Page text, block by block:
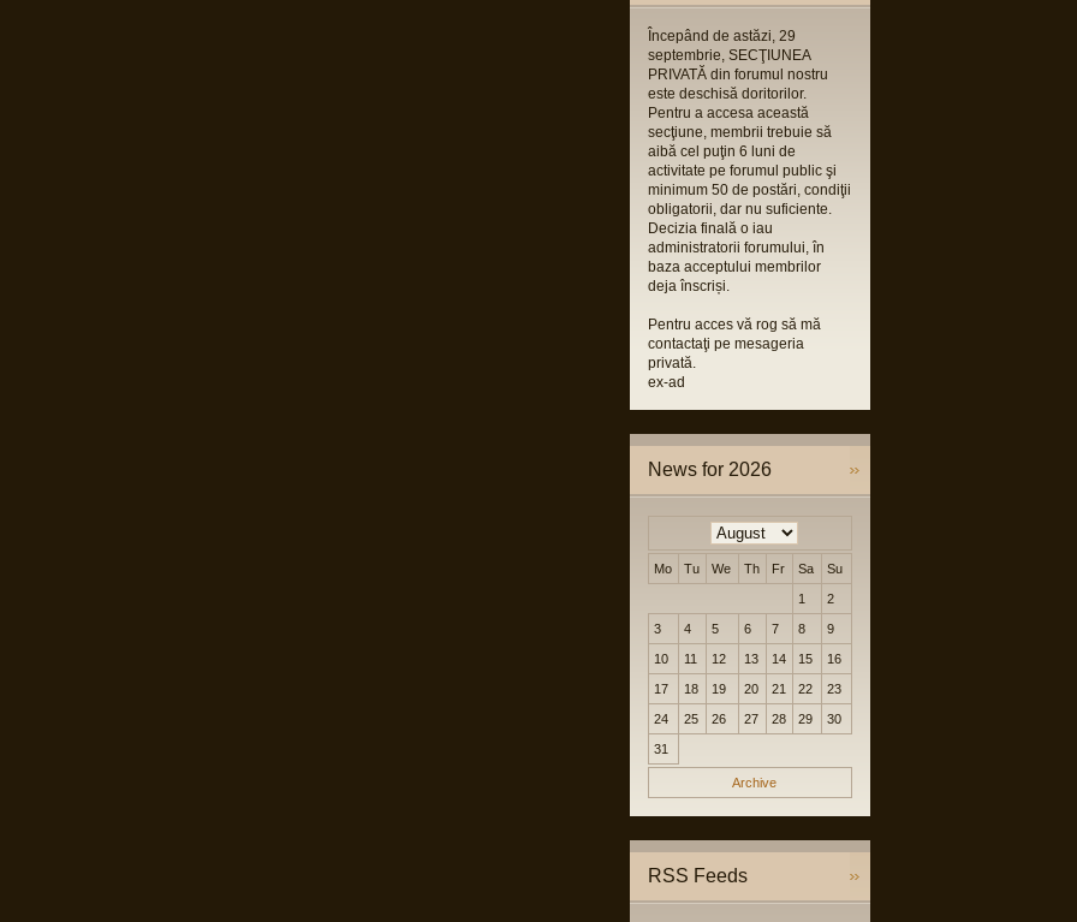
Începând de astăzi, 29
septembrie, SECŢIUNEA
PRIVATĂ din forumul nostru
este deschisă doritorilor.
Pentru a accesa această
secţiune, membrii trebuie să
aibă cel puţin 6 luni de
activitate pe forumul public şi
minimum 50 de postări, condiţii
obligatorii, dar nu suficiente.
Decizia finală o iau
administratorii forumului, în
baza acceptului membrilor
deja înscriși.
Pentru acces vă rog să mă
contactaţi pe mesageria
privată.
ex-ad
News for 2026
Mo Tu We Th Fr Sa Su
1 2
3 4 5 6 7 8 9
10 11 12 13 14 15 16
17 18 19 20 21 22 23
24 25 26 27 28 29 30
31
Archive
RSS Feeds